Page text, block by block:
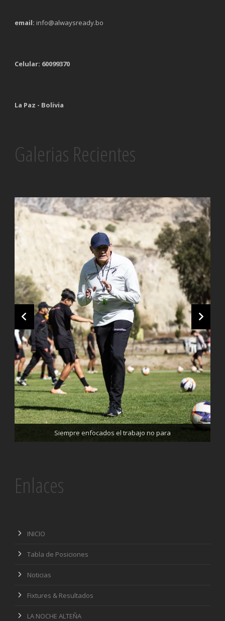
email: info@alwaysready.bo
Celular: 60099370
La Paz - Bolivia
Galerias Recientes
Siempre enfocados el trabajo no para
Trabajando enfocados, listos para el partido de mañana
Enlaces
INICIO
Tabla de Posiciones
Noticias
Fixtures & Resultados
LA NOCHE ALTEÑA